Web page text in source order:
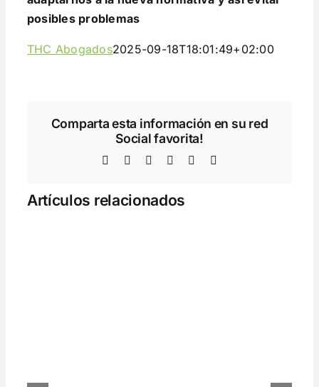
posibles problemas
THC Abogados2025-09-18T18:01:49+02:00
Comparta esta información en su red
Social favorita!
Facebook
TwitterLinkedInWhatsAppTelegram
Artículos relacionados